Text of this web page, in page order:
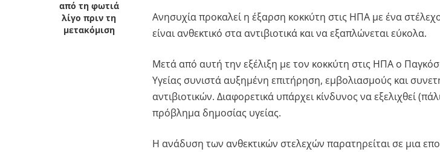
από τη φωτιά
λίγο πριν τη
μετακόμιση
Ανησυχία προκαλεί η έξαρση κοκκύτη στις ΗΠΑ με ένα
είναι ανθεκτικό στα αντιβιοτικά και να εξαπλώνεται εύκολα.
Μετά από αυτή την εξέλιξη με τον κοκκύτη στις ΗΠΑ ο
Υγείας συνιστά αυξημένη επιτήρηση, εμβολιασμούς και
αντιβιοτικών. Διαφορετικά υπάρχει κίνδυνος να εξελιχθεί
πρόβλημα δημοσίας υγείας.
Η ανάδυση των ανθεκτικών στελεχών παρατηρείται σε μια